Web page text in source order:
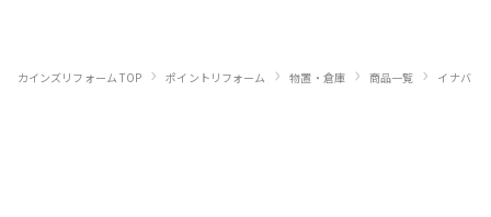
カインズリフォーム TOP › ポイントリフォーム › 物置・倉庫 › 商品一覧 › イナバ